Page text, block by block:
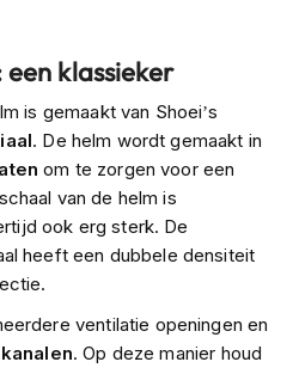
klassieker
is gemaakt van Shoei’s
. De helm wordt gemaakt in
om te zorgen voor een
van de helm is
ook erg sterk. De
heeft een dubbele densiteit
ventilatie openingen en
. Op deze manier houd